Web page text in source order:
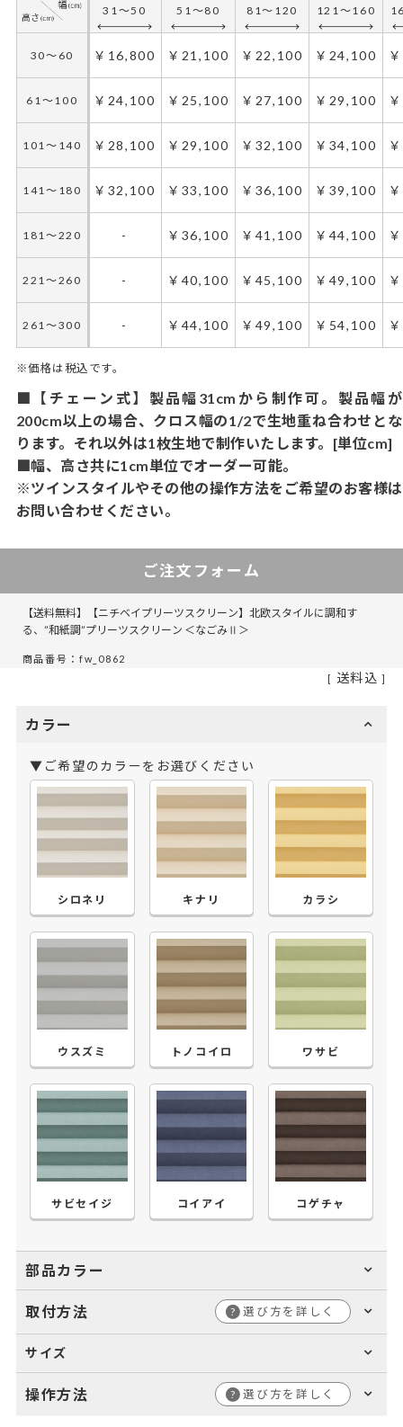
31～50 51～80 81～120 121～160
30～60 ￥16,800 ￥21,100 ￥22,100 ￥24,100
61～100 ￥24,100 ￥25,100 ￥27,100 ￥29,100
101～140 ￥28,100 ￥29,100 ￥32,100 ￥34,100
141～180 ￥32,100 ￥33,100 ￥36,100 ￥39,100
181～220 - ￥36,100 ￥41,100 ￥44,100
221～260 - ￥40,100 ￥45,100 ￥49,100
261～300 - ￥44,100 ￥49,100 ￥54,100
※価格は税込です。
■【チェーン式】製品幅31cmから制作可。製品幅が
200cm以上の場合、クロス幅の1/2で生地重ね合わせとな
ります。それ以外は1枚生地で制作いたします。[単位cm]
■幅、高さ共に1cm単位でオーダー可能。
※ツインスタイルやその他の操作方法をご希望のお客様は
お問い合わせください。
ご注文フォーム
【送料無料】【ニチベイプリーツスクリーン】北欧スタイルに調和す
る、”和紙調”プリーツスクリーン ＜なごみⅡ＞
商品番号：fw_0862
送料込
カラー
▼ご希望のカラーをお選びください
シロネリ キナリ カラシ
ウスズミ トノコイロ ワサビ
サビセイジ コイアイ コゲチャ
部品カラー
取付方法 ? 選び方を詳しく
サイズ
操作方法 ? 選び方を詳しく